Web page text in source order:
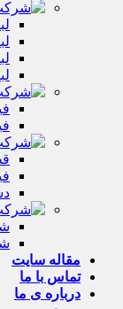
مقاله سایت
تماس با ما
درباره ی ما